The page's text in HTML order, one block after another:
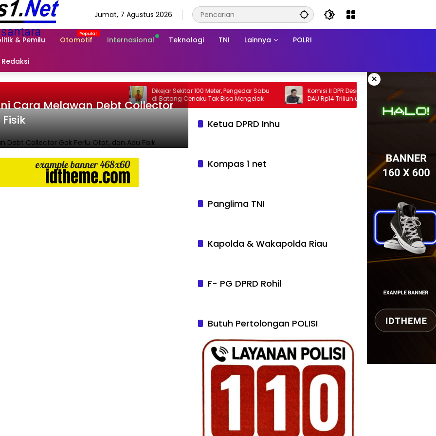
Jumat, 7 Agustus 2026
& Pemilu Otomotif Internasional Teknologi TNI Lainnya POLRI
Redaksi
×
Dikejar Sekitar 100 Meter, Pengedar Sabu
di Batang Cenaku Tak Bisa Mengelak
Komisi II DPR Desak Pusat Segera Cairkan
DAU Rp14 Triliun untuk 79 Daerah, Gaji PNS
Terancam Telat
Cara Melawan Debt Collector
Ketua DPRD Inhu
Kompas 1 net
Panglima TNI
Kapolda & Wakapolda Riau
F- PG DPRD Rohil
Butuh Pertolongan POLISI